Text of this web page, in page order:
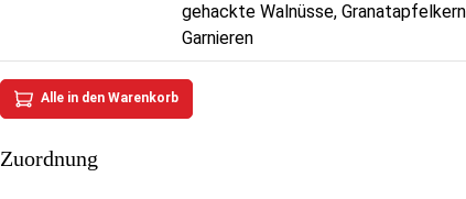
gehackte Walnüsse,
Garnieren
Alle in den Warenkorb
Zuordnung